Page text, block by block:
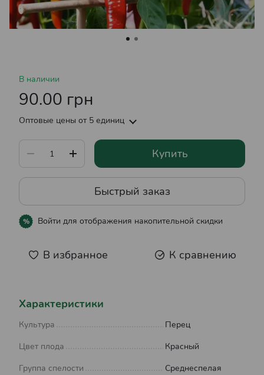
В наличии
90.00 грн
Оптовые цены от 5 единиц
Купить
Быстрый заказ
% Войти для отображения накопительной скидки
В избранное К сравнению
Характеристики
Культура
Перец
Цвет плода
Красный
Группа спелости
Среднеспелая